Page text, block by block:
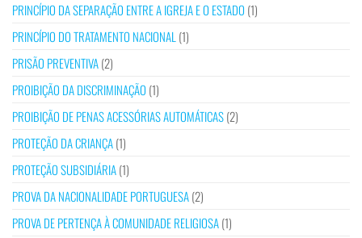
PRINCÍPIO DA SEPARAÇÃO ENTRE A IGREJA E O ESTADO (1)
PRINCÍPIO DO TRATAMENTO NACIONAL (1)
PRISÃO PREVENTIVA(2)
PROIBIÇÃO DA DISCRIMINAÇÃO (1)
PROIBIÇÃO DE PENAS ACESSÓRIAS AUTOMÁTICAS(2)
PROTEÇÃO DA CRIANÇA(1)
PROTEÇÃO SUBSIDIÁRIA(1)
PROVA DA NACIONALIDADE PORTUGUESA(2)
PROVA DE PERTENÇA À COMUNIDADE RELIGIOSA(1)